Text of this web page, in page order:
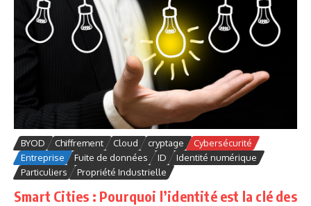
BYOD Chiffrement Cloud cryptage
Cybersécurité
Entreprise
Fuite de données ID
Identité numérique
Particuliers
Propriété Industrielle
Smart Cities : Pourquoi l’identité est la clé des